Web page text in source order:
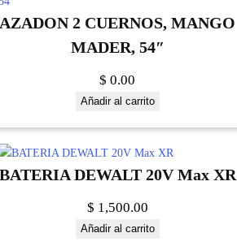
AZADON 2 CUERNOS, MANGO
MADER, 54″
$ 0.00
Añadir al carrito
DEWALT 20V Max XR
$ 1,500.00
Añadir al carrito